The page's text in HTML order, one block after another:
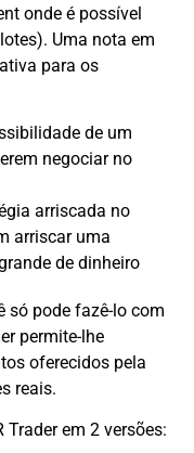
onde é possível
Uma nota em
para os
de um
negociar no
arriscada no
arriscar uma
de dinheiro
só pode fazê-lo com
permite-lhe
oferecidos pela
reais.
em 2 versões: